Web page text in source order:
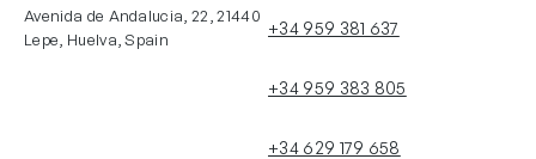
Avenida de Andalucia, 22, 21440
Lepe, Huelva, Spain
+34 959 381 637
+34 959 383 805
+34 629 179 658